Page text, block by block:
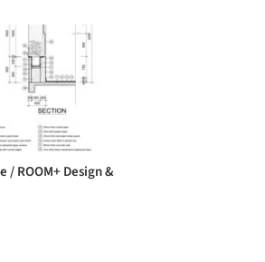
/ ROOM+ Design &